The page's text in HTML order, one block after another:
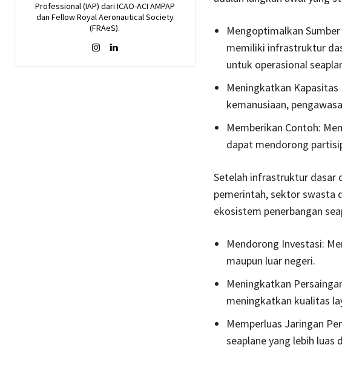
Professional (IAP) dari ICAO-ACI AMPAP
dan Fellow Royal Aeronautical Society
(FRAeS).
Mengoptimalkan
memiliki infrastruktur
untuk operasional
Meningkatkan
kemanusiaan,
Memberikan Contoh:
dapat mendorong
Setelah infrastruktur dasar
pemerintah, sektor swasta
ekosistem penerbangan
Mendorong Investasi:
maupun luar negeri.
Meningkatkan
meningkatkan kualitas
Memperluas Jaringan
seaplane yang lebih luas